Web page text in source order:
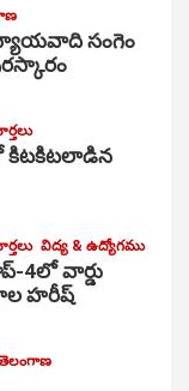
న్యాయవాది సంగెం
కిటకిటలాడిన
విద్య & ఉద్యోగము
4లో వార్డు
హరీష్